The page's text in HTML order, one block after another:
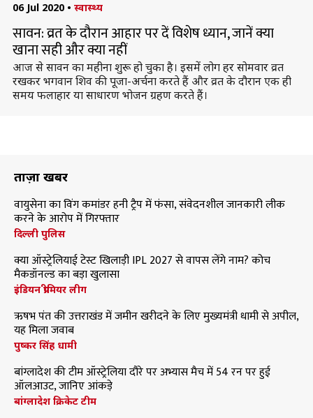
06 Jul 2020 • स्वास्थ्य
सावन: व्रत के दौरान आहार पर दें विशेष ध्यान, जानें क्या
खाना सही और क्या नहीं
आज से सावन का महीना शुरू हो चुका है। इसमें लोग हर सोमवार व्रत
रखकर भगवान शिव की पूजा-अर्चना करते हैं और व्रत के दौरान एक ही
समय फलाहार या साधारण भोजन ग्रहण करते हैं।
ताज़ा खबरें
वायुसेना का विंग कमांडर हनी ट्रैप में फंसा, संवेदनशील जानकारी लीक
करने के आरोप में गिरफ्तार
दिल्ली पुलिस
क्या ऑस्ट्रेलियाई टेस्ट खिलाड़ी IPL 2027 से वापस लेंगे नाम? कोच
मैकडॉनल्ड का बड़ा खुलासा
इंडियन प्रीमियर लीग
ऋषभ पंत की उत्तराखंड में जमीन खरीदने के लिए मुख्यमंत्री धामी से अपील,
यह मिला जवाब
पुष्कर सिंह धामी
बांग्लादेश की टीम ऑस्ट्रेलिया दौरे पर अभ्यास मैच में 54 रन पर हुई
ऑलआउट, जानिए आंकड़े
बांग्लादेश क्रिकेट टीम